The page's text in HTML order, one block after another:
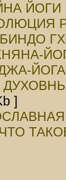
ЙОГА
]